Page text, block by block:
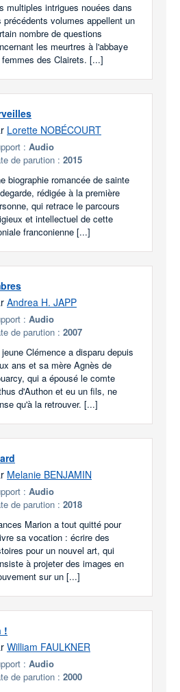
multiples intrigues nouées dans
précédents volumes appellent un
nombre de questions
les meurtres à l'abbaye
femmes des Clairets. [...]
Lorette NOBÉCOURT
: Audio
de parution : 2015
biographie romancée de sainte
rédigée à la première
qui retrace le parcours
et intellectuel de cette
franconienne [...]
Andrea H. JAPP
: Audio
de parution : 2007
jeune Clémence a disparu depuis
ans et sa mère Agnès de
qui a épousé le comte
d'Authon et eu un fils, ne
qu'à la retrouver. [...]
Melanie BENJAMIN
: Audio
de parution : 2018
Marion a tout quitté pour
sa vocation : écrire des
pour un nouvel art, qui
à projeter des images en
sur un [...]
!
William FAULKNER
: Audio
de parution : 2000